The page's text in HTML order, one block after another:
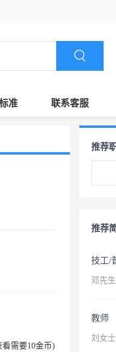
准 联系客服
看需要10金币)
推荐
推荐
技工/
邓先生
教师
刘女士